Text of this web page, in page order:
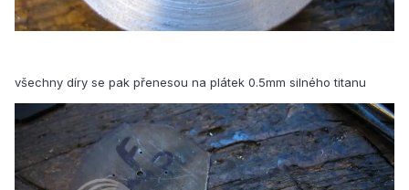
všechny díry se pak přenesou na plátek 0.5mm silného titanu